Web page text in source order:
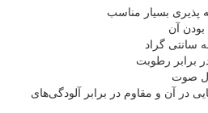
بسیار مناسب
آن
برابر رطوبت
صوت
در آن و مقاوم در برابر آلودگی‌های